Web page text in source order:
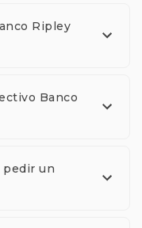
Ripley
Banco
pedir un